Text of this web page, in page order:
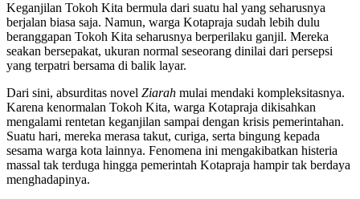
Keganjilan Tokoh Kita bermula dari suatu hal yang seharusnya
berjalan biasa saja. Namun, warga Kotapraja sudah lebih dulu
beranggapan Tokoh Kita seharusnya berperilaku ganjil. Mereka
seakan bersepakat, ukuran normal seseorang dinilai dari persepsi
yang terpatri bersama di balik layar.
Dari sini, absurditas novel Ziarah mulai mendaki kompleksitasnya.
Karena kenormalan Tokoh Kita, warga Kotapraja dikisahkan
mengalami rentetan keganjilan sampai dengan krisis pemerintahan.
Suatu hari, mereka merasa takut, curiga, serta bingung kepada
sesama warga kota lainnya. Fenomena ini mengakibatkan histeria
massal tak terduga hingga pemerintah Kotapraja hampir tak berdaya
menghadapinya.